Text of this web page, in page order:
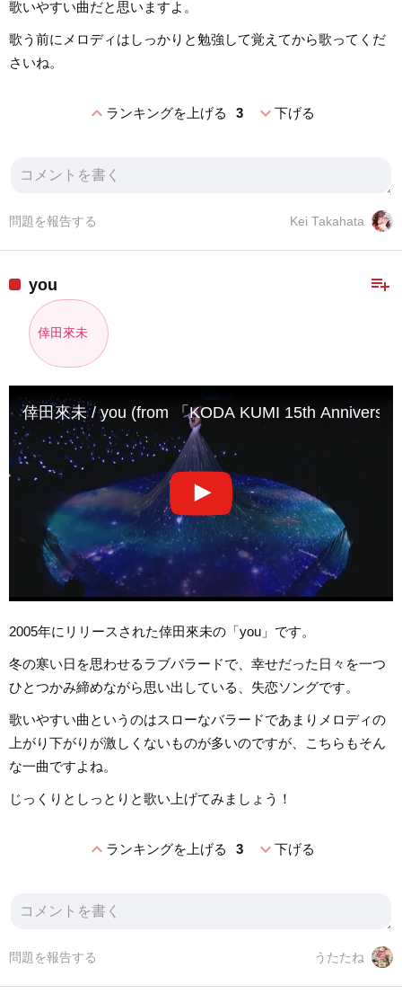
歌いやすい曲だと思いますよ。
歌う前にメロディはしっかりと勉強して覚えてから歌ってくだ
さいね。
expand_lessランキングを上げる 3 expand_more下げる
Kei Takahata
問題を報告する
playlist_add
you
倖田來未
倖田來未 / you (from 「KODA KUMI 15th
2005年にリリースされた倖田來未の「you」です。
冬の寒い日を思わせるラブバラードで、幸せだった日々を一つ
ひとつかみ締めながら思い出している、失恋ソングです。
歌いやすい曲というのはスローなバラードであまりメロディの
上がり下がりが激しくないものが多いのですが、こちらもそん
な一曲ですよね。
じっくりとしっとりと歌い上げてみましょう！
expand_lessランキングを上げる 3 expand_more下げる
うたたね
問題を報告する